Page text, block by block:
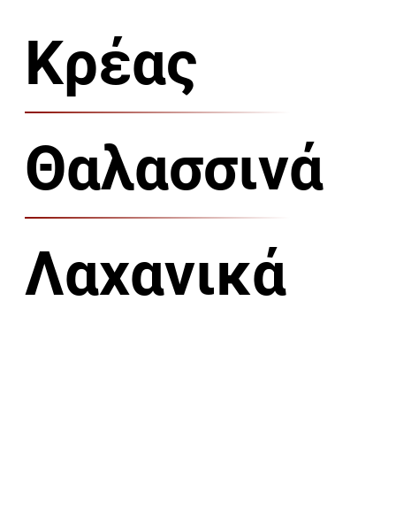
Κρέας
Θαλασσινά
Λαχανικά